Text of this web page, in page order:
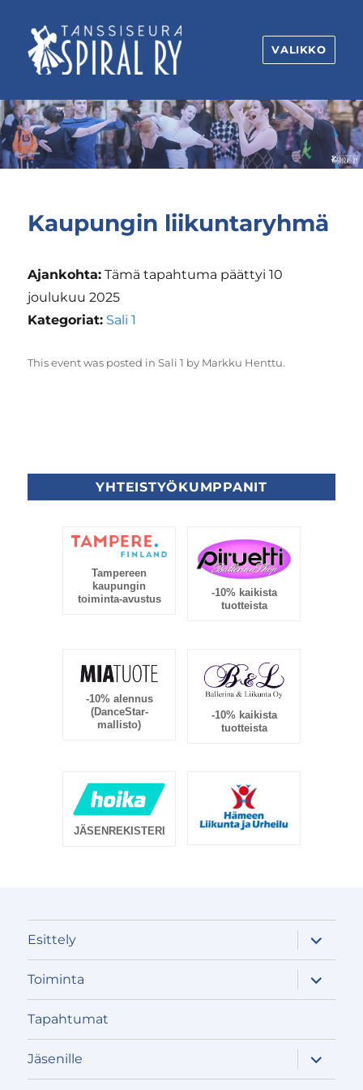
Tanssiseura
Spiral
ry
VALIKKO
Kaupungin liikuntaryhmä
Ajankohta: Tämä tapahtuma päättyi 10
joulukuu 2025
Kategoriat: Sali 1
This event was posted inSali 1 by Markku Henttu.
YHTEISTYÖKUMPPANIT
Tampereen
kaupungin
toiminta-avustus
-10% kaikista
tuotteista
-10% alennus
(DanceStar-
mallisto)
-10% kaikista
tuotteista
JÄSENREKISTERI
Esittely
näytä
Toiminta
näytä
Tapahtumat
Jäsenille
näytä